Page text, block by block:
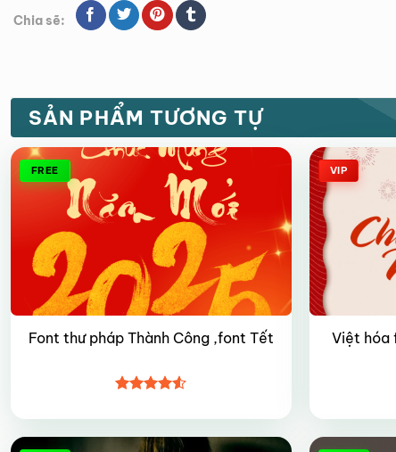
Chia sẽ:
SẢN PHẨM TƯƠNG TỰ
FREE
Font thư pháp Thành Công ,font Tết
hạng4.5
VIP
Việt hóa